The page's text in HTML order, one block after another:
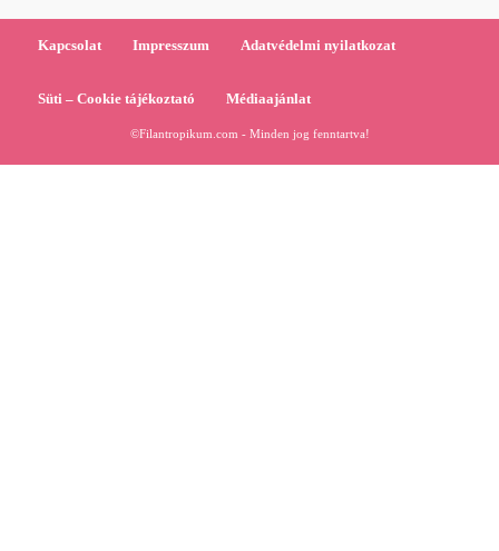
Kapcsolat Impresszum Adatvédelmi nyilatkozat
Süti – Cookie tájékoztató Médiaajánlat
©Filantropikum.com - Minden jog fenntartva!